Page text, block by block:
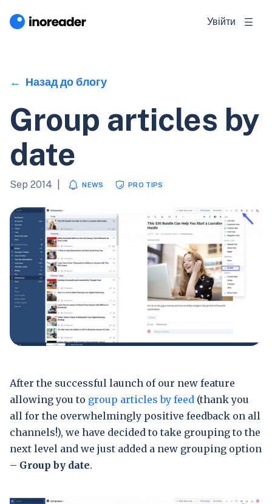
Увійти
Назад до блогу
Group articles by
date
Sep 2014 NEWS PRO TIPS
After the successful launch of our new feature
allowing you to group articles by feed (thank you
all for the overwhelmingly positive feedback on all
channels!), we have decided to take grouping to the
next level and we just added a new grouping option
– Group by date.